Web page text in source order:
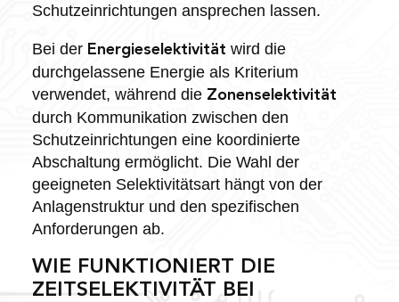
Schutzeinrichtungen ansprechen lassen.
Bei der Energieselektivität wird die
durchgelassene Energie als Kriterium
verwendet, während die Zonenselektivität
durch Kommunikation zwischen den
Schutzeinrichtungen eine koordinierte
Abschaltung ermöglicht. Die Wahl der
geeigneten Selektivitätsart hängt von der
Anlagenstruktur und den spezifischen
Anforderungen ab.
WIE FUNKTIONIERT DIE
ZEITSELEKTIVITÄT BEI